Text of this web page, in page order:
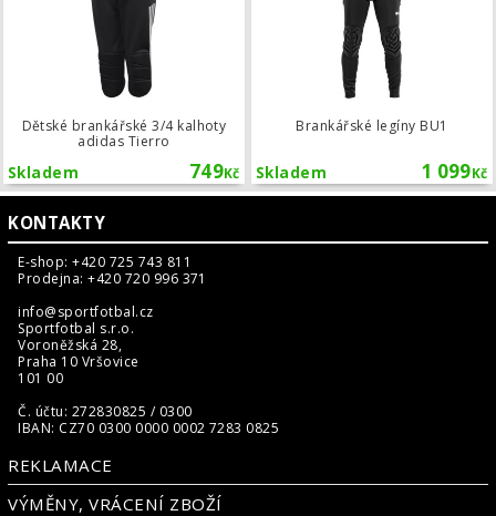
Dětské brankářské 3/4 kalhoty
adidas Tierro
749Kč
Skladem
Brankářské legíny BU1
1 099Kč
Skladem
KONTAKTY
E-shop: +420 725 743 811
Prodejna: +420 720 996 371
info@sportfotbal.cz
Sportfotbal s.r.o.
Voroněžská 28,
Praha 10 Vršovice
101 00
Č. účtu: 272830825 / 0300
IBAN: CZ70 0300 0000 0002 7283 0825
REKLAMACE
VÝMĚNY, VRÁCENÍ ZBOŽÍ